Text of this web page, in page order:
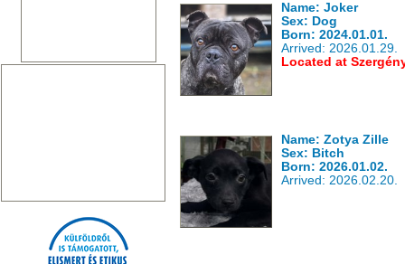
Name: Joker
Sex: Dog
Born: 2024.01.01.
Arrived: 2026.01.29.
Located at
Name: Zotya Zille
Sex: Bitch
Born: 2026.01.02.
Arrived: 2026.02.20.